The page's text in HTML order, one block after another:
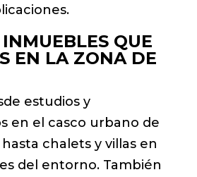
QUE
EN LA ZONA DE
estudios y
en el casco urbano de
hasta chalets y villas en
del entorno. También